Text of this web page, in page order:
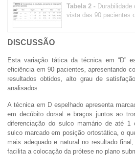
Tabela 2 -
vista das 90 pacientes
DISCUSSÃO
Esta variação tática da técnica em “D”
eficiência em 90 pacientes, apresentando
resultados obtidos, alto grau de
analisados.
A técnica em D espelhado apresenta
em decúbito dorsal e braços juntos ao
diferenciação do sulco mamário de até 1
sulco marcado em posição ortostática, o
mais adequado e natural no resultado
facilita a colocação da prótese no plano